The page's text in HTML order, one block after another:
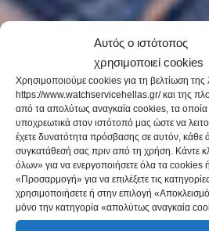
Αυτός ο ιστότοπος
χρησιμοποιεί cookies
Χρησιμοποιούμε cookies για τη βελτίωση της
https://www.watchservicehellas.gr/ και της
από τα απολύτως αναγκαία cookies, τα οποία
υποχρεωτικά στον ιστότοπό μας ώστε να
έχετε δυνατότητα πρόσβασης σε αυτόν, κάθε
συγκατάθεσή σας πριν από τη χρήση. Κάντε
όλων» για να ενεργοποιήσετε όλα τα cookies
«Προσαρμογή» για να επιλέξετε τις
χρησιμοποιήσετε ή στην επιλογή
μόνο την κατηγορία «απολύτως αναγκαία